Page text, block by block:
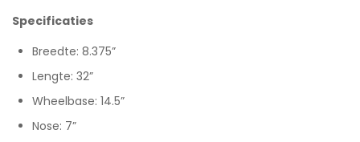
Specificaties
Breedte: 8.375”
Lengte: 32”
Wheelbase: 14.5”
Nose: 7”